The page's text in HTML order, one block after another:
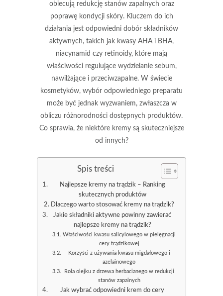
obiecują redukcję stanów zapalnych oraz
poprawę kondycji skóry. Kluczem do ich
działania jest odpowiedni dobór składników
aktywnych, takich jak kwasy AHA i BHA,
niacynamid czy retinoidy, które mają
właściwości regulujące wydzielanie sebum,
nawilżające i przeciwzapalne. W świecie
kosmetyków, wybór odpowiedniego preparatu
może być jednak wyzwaniem, zwłaszcza w
obliczu różnorodności dostępnych produktów.
Co sprawia, że niektóre kremy są skuteczniejsze
od innych?
Spis treści
Najlepsze kremy na trądzik – Ranking
skutecznych produktów
Dlaczego warto stosować kremy na trądzik?
Jakie składniki aktywne powinny zawierać
najlepsze kremy na trądzik?
Właściwości kwasu salicylowego w pielęgnacji
cery trądzikowej
Korzyści z używania kwasu migdałowego i
azelainowego
Rola olejku z drzewa herbacianego w redukcji
stanów zapalnych
Jak wybrać odpowiedni krem do cery